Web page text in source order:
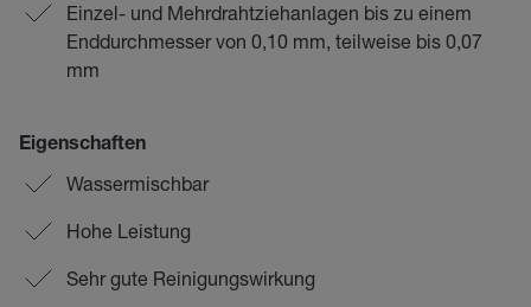
Einzel- und Mehrdrahtziehanlagen bis zu einem
Enddurchmesser von 0,10 mm, teilweise bis 0,07
mm
Eigenschaften
Wassermischbar
Hohe Leistung
Sehr gute Reinigungswirkung